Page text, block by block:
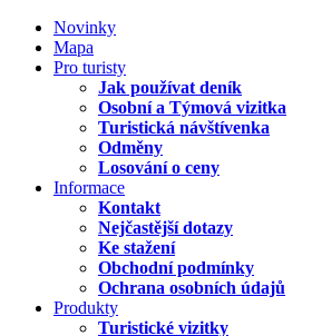
Novinky
Mapa
Pro turisty
Jak používat deník
Osobní a Týmová vizitka
Turistická návštívenka
Odměny
Losování o ceny
Informace
Kontakt
Nejčastější dotazy
Ke stažení
Obchodní podmínky
Ochrana osobních údajů
Produkty
Turistické vizitky